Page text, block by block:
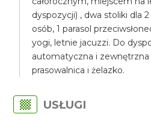
dyspozycji) , dwa stoliki dla
osób, 1 parasol
yogi, letnie jacuzzi. Do
automatyczna i zewnętrzna
prasowalnica i żelazko.
USŁUGI